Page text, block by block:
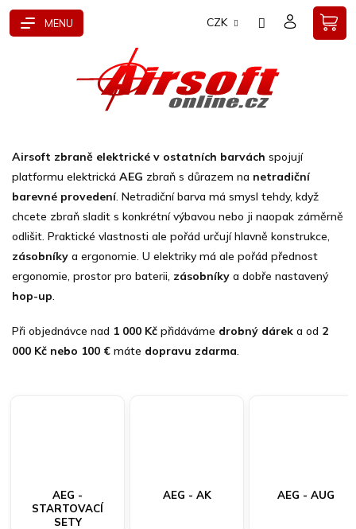
Přejít
CZK
Airsoft zbraně elektrické v ostatních barvách spojují
platformu elektrická AEG zbraň s důrazem na netradiční
barevné provedení. Netradiční barva má smysl tehdy, když
chcete zbraň sladit s konkrétní výbavou nebo ji naopak záměrně
odlišit. Praktické vlastnosti ale pořád určují hlavně konstrukce,
zásobníky a ergonomie. U elektriky má ale pořád přednost
ergonomie, prostor pro baterii, zásobníky a dobře nastavený
hop-up.
Při objednávce nad 1 000 Kč přidáváme drobný dárek a od 2
000 Kč nebo 100 € máte dopravu zdarma.
AEG -
STARTOVACÍ
SETY
AEG - AK AEG - AUG